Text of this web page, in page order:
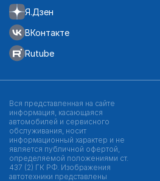
Я.Дзен
ВКонтакте
Rutube
Вся представленная на сайте
информация, касающаяся
автомобилей и сервисного
обслуживания, носит
информационный характер и не
является публичной офертой,
определяемой положениями ст.
437 (2) ГК РФ. Изображения
автотехники представлены